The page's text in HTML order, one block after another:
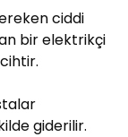
ciddi
bir elektrikçi
giderilir.